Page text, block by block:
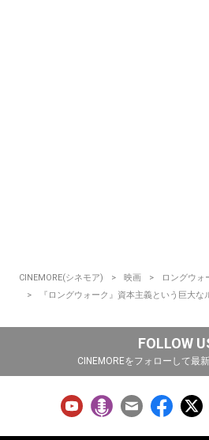
CINEMORE(シネモア) 映画
ロングウォ
『ロングウォーク』資本主義という巨大
FOLLOW
CINEMOREをフォローして最